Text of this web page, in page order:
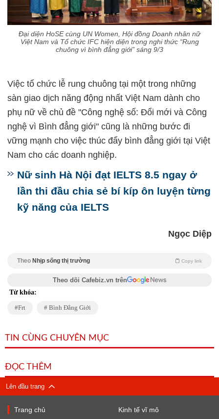
Đại diện HoSE cùng UN Women, Hội đồng Doanh nhân nữ
Việt Nam và Tổ chức IFC hiện diện trong nghi thức “Rung
chuông vì bình đẳng giới” sáng 9/3
Việc tổ chức lễ rung chuông tại một trong những
sàn giao dịch năng động nhất Việt Nam dành cho
phụ nữ về chủ đề "Công nghệ số: Đổi mới và Công
nghệ vì Bình đẳng giới" cũng là những bước đi
vững mạnh cho việc thúc đẩy bình đẳng giới tại Việt
Nam cho các doanh nghiệp.
Nữ sinh Hà Nội đạt IELTS 8.5 ngay ở
lần thi đầu chia sẻ bí kíp ôn luyện từng
kỹ năng của IELTS
Ngọc Diệp
Theo Nhịp sống thị trường Copy link
Theo dõi Cafebiz.vn trên
Từ khóa:
Frt Bình Đẳng Giới
TIN CÙNG CHUYÊN MỤC
ĐỌC THÊM
Lên đầu trang
Trang chủ Kinh tế vĩ mô